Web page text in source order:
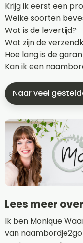
Krijg ik eerst een
Welke soorten
Wat is de levertijd?
Wat zijn de
Hoe lang is de
Kan ik een
Naar veel
Lees meer
Ik ben Monique
van